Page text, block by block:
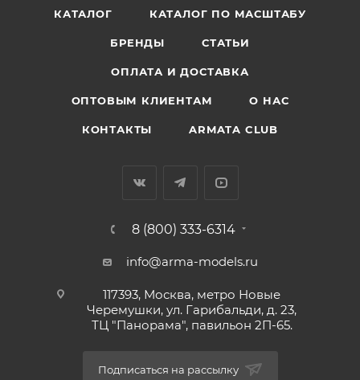
КАТАЛОГ КАТАЛОГ ПО МАСШТАБУ
БРЕНДЫ СТАТЬИ
ОПЛАТА И ДОСТАВКА
ОПТОВЫМ КЛИЕНТАМ О НАС
КОНТАКТЫ ARMATA CLUB
8 (800) 333-6314
info@arma-models.ru
117393, Москва, метро Новые
Черемушки, ул. Гарибальди, д. 23,
ТЦ "Панорама", павильон 2П-65.
Подписаться на рассылку